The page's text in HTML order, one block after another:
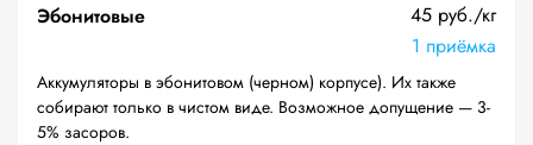
Эбонитовые
45 руб./кг
1 приёмка
Аккумуляторы в эбонитовом (черном) корпусе). Их также
собирают только в чистом виде. Возможное допущение — 3-
5% засоров.